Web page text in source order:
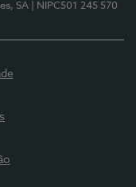
SA | NIPC501 245 570